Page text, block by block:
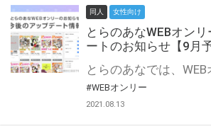
同人 女性向け
とらのあなWEBオン
ートのお知らせ【9月予
#WEBオンリー
2021.08.13